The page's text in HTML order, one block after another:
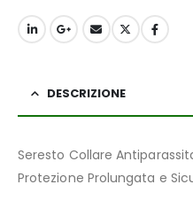
DESCRIZIONE
Seresto Collare
Protezione Prolungata e